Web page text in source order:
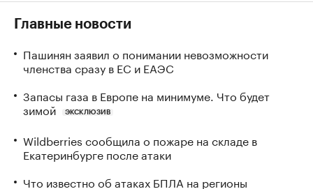
Главные новости
Пашинян заявил о понимании невозможности
членства сразу в ЕС и ЕАЭС
Запасы газа в Европе на минимуме. Что будет
зимой
ЭКСКЛЮЗИВ
Wildberries сообщила о пожаре на складе в
Екатеринбурге после атаки
Что известно об атаках БПЛА на регионы